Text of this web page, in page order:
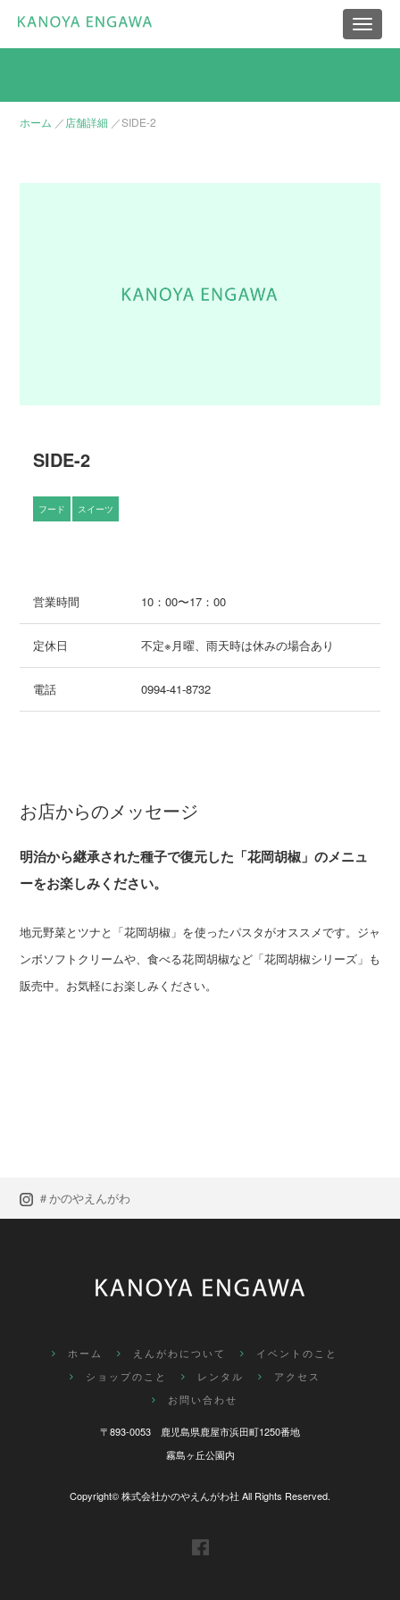
Toggle
ホーム ／ 店舗詳細 ／SIDE-2
SIDE-2
フード スイーツ
営業時間 10：00〜17：00
定休日 不定※月曜、雨天時は休みの場合あり
電話 0994-41-8732
お店からのメッセージ
明治から継承された種子で復元した「花岡胡椒」のメニュ
ーをお楽しみください。
地元野菜とツナと「花岡胡椒」を使ったパスタがオススメです。ジャ
ンボソフトクリームや、食べる花岡胡椒など「花岡胡椒シリーズ」も
販売中。お気軽にお楽しみください。
＃かのやえんがわ
ホーム えんがわについて
イベントのこと
ショップのこと
レンタル
アクセス
お問い合わせ
〒893-0053 鹿児島県鹿屋市浜田町1250番地
霧島ヶ丘公園内
Copyright©株式会社かのやえんがわ社 All Rights Reserved.